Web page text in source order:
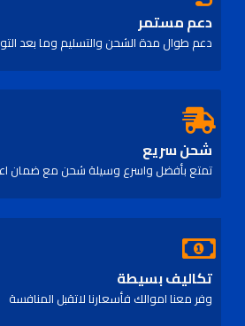
دعم مستمر
دعم طوال مدة الشحن والتسليم وما بعد
شحن سريع
تمتع بأفضل واسرع وسيلة شحن مع ضمان
تكاليف بسيطة
وفر معنا اموالك فأسعارنا لاتقبل المنافسة